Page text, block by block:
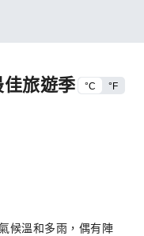
旅遊季
°C °F
候溫和多雨，偶有陣